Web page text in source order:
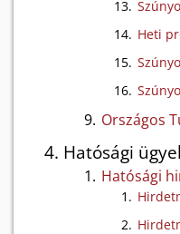
Heti
Országos
Hatósági
Hatósági